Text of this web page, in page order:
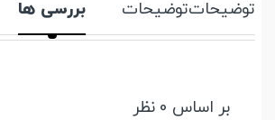
توضیحاتتوضیحات بررسی ها
بر اساس 0 نظر